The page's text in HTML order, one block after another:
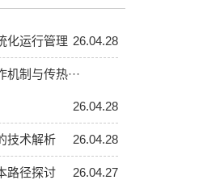
化运行管理 26.04.28
制与传热···
26.04.28
技术解析 26.04.28
路径探讨 26.04.27